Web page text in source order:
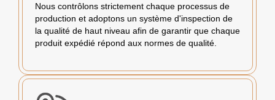
Nous contrôlons strictement chaque processus de
production et adoptons un système d'inspection de
la qualité de haut niveau afin de garantir que chaque
produit expédié répond aux normes de qualité.